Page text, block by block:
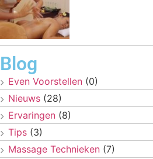
Blog
Even Voorstellen (0)
Nieuws (28)
Ervaringen (8)
Tips (3)
Massage Technieken (7)